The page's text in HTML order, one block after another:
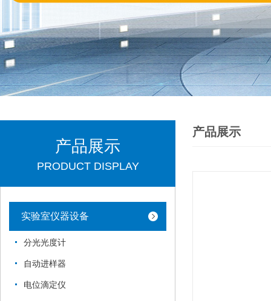
产品展示
PRODUCT DISPLAY
实验室仪器设备
分光光度计
自动进样器
电位滴定仪
产品展示